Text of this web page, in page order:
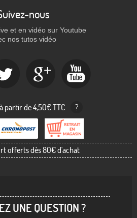
nous
et en vidéo sur Youtube
nos tutos vidéo
à partir de 4,50€ TTC ?
offerts dès 80€ d'achat
UNE QUESTION ?